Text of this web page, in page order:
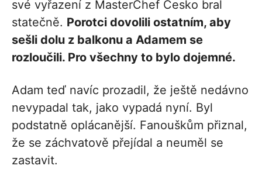
své vyřazení z MasterChef Česko bral
statečně. Porotci dovolili ostatním, aby
sešli dolu z balkonu a Adamem se
rozloučili. Pro všechny to bylo dojemné.
Adam teď navíc prozadil, že ještě nedávno
nevypadal tak, jako vypadá nyní. Byl
podstatně oplácanější. Fanouškům přiznal,
že se záchvatově přejídal a neuměl se
zastavit.